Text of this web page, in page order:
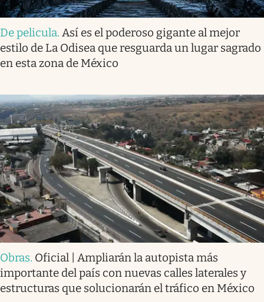
De pelicula. Así es el poderoso gigante al mejor
estilo de La Odisea que resguarda un lugar sagrado
en esta zona de México
Obras. Oficial | Ampliarán la autopista más
importante del país con nuevas calles laterales y
estructuras que solucionarán el tráfico en México